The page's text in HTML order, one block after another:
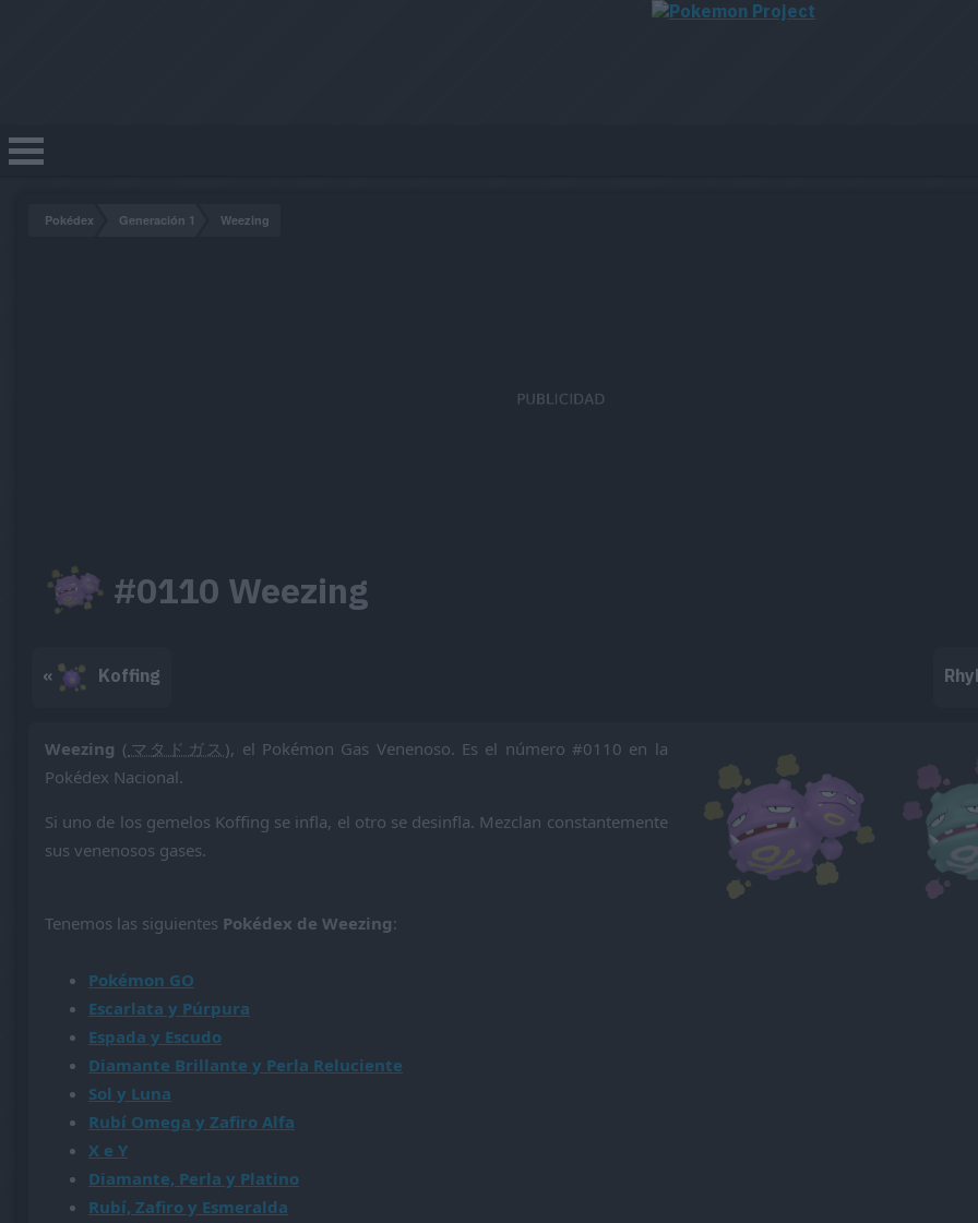
Pokédex Generación 1 Weezing
#0110 Weezing
« Koffing
Weezing ( マタドガス ), el Pokémon Gas Venenoso. Es el número #0110 en la
Pokédex Nacional.
Si uno de los gemelos Koffing se infla, el otro se desinfla. Mezclan constantemente
sus venenosos gases.
Tenemos las siguientes Pokédex de Weezing:
Pokémon GO
Escarlata y Púrpura
Espada y Escudo
Diamante Brillante y Perla Reluciente
Sol y Luna
Rubí Omega y Zafiro Alfa
X e Y
Diamante, Perla y Platino
Rubí, Zafiro y Esmeralda